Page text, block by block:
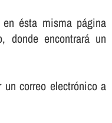
ésta misma página
donde encontrará un
correo electrónico a